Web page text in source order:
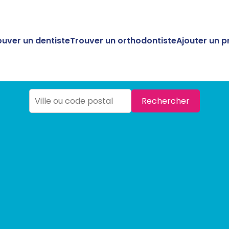
un dentisteTrouver un orthodontisteAjouter un
Rechercher